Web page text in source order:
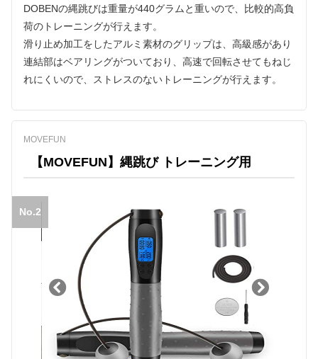
DOBENの縄跳びは重量が440グラムと重いので、比較的高負
荷のトレーニングが行えます。
滑り止め加工をしたアルミ素材のグリップは、高級感があり
連結部はベアリングがついており、高速で回転させてもねじ
れにくいので、ストレスのないトレーニングが行えます。
MOVEFUN
【MOVEFUN】縄跳び トレーニング用
No.2